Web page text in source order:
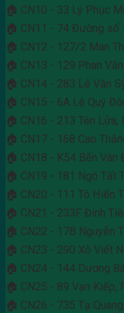
🏠 CN10 - 33 Lý Phục
🏠 CN11 - 74 Đường số
🏠 CN12 - 127/2 Man
🏠 CN13 - 129 Phan
🏠 CN14 - 283 Lê Văn
🏠 CN15 - 6A Lê Quý
🏠 CN16 - 213 Tên Lửa,
🏠 CN17 - 168 Cao
🏠 CN18 - K54 Bến Vân
🏠 CN19 - 181 Ngô Tất
🏠 CN20 - 111 Tô Hiến
🏠 CN21 - 233F Đinh
🏠 CN22 - 17B Nguyễn
🏠 CN23 - 290 Xô Viết
🏠 CN24 - 144 Dương
🏠 CN25 - 89 Vạn Kiếp,
🏠 CN26 - 735 Tạ